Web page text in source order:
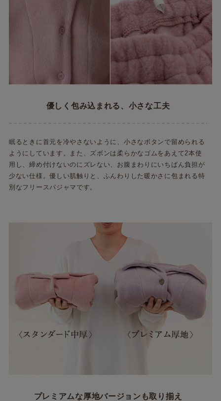
優しく包み込まれる、小さな工夫
眠るときに首元を冷やさないように、小さなボタンで留められる
ようにしています。また、ズボンは柔らかなゴムをあえて2本使
用し、締め付けないのにズレない、お腹まわりにいちばん負担が
少ない仕様。優しい肌触りと、ふんわりした暖かさに包まれる特
別なフリースパジャマです。
プレミアムな厚地バージョンも取り揃え